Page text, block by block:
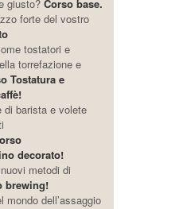
giusto? Corso base.
forte del vostro
tostatori e
torrefazione e
Tostatura e
di barista e volete
decorato!
metodi di
brewing!
mondo dell’assaggio